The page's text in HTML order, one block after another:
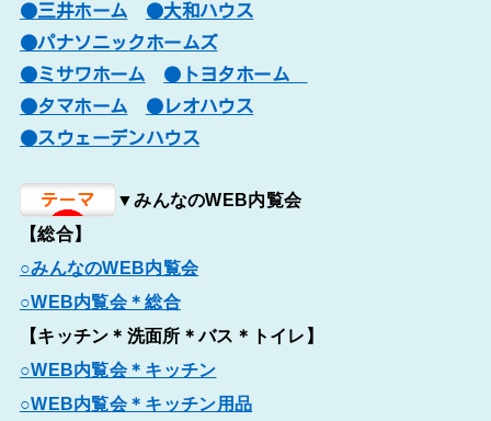
●三井ホーム
●大和ハウス
●パナソニックホームズ
●ミサワホーム
●トヨタホーム
●タマホーム
●レオハウス
●スウェーデンハウス
▼みんなのWEB内覧会
【総合】
○みんなのWEB内覧会
○WEB内覧会＊総合
【キッチン＊洗面所＊バス＊トイレ】
○WEB内覧会＊キッチン
○WEB内覧会＊キッチン用品